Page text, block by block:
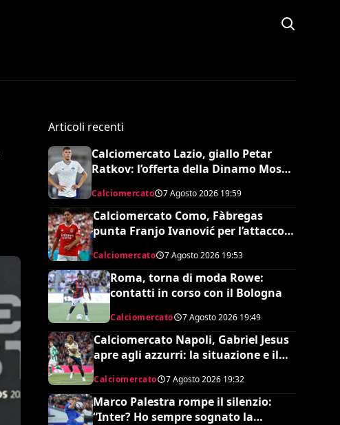
Articoli recenti
Calciomercato Lazio, giallo Petar
Ratkov: l’offerta della Dinamo Mosca
e la smentita dell’agente
Calciomercato 7 Agosto 2026 19:59
Calciomercato Como, Fàbregas
punta Franjo Ivanović per l’attacco:
il punto sulla trattativa
Calciomercato 7 Agosto 2026 19:53
Roma, torna di moda Rowe:
contatti in corso con il Bologna
Calciomercato 7 Agosto 2026 19:49
Calciomercato Napoli, Gabriel Jesus
apre agli azzurri: la situazione e il
Calciomercato 7 Agosto 2026 19:32
Marco Palestra rompe il silenzio:
“Inter? Ho sempre sognato la